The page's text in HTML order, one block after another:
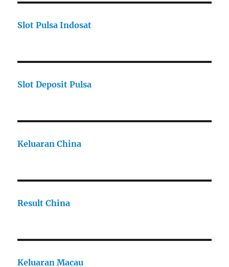
Slot Pulsa Indosat
Slot Deposit Pulsa
Keluaran China
Result China
Keluaran Macau